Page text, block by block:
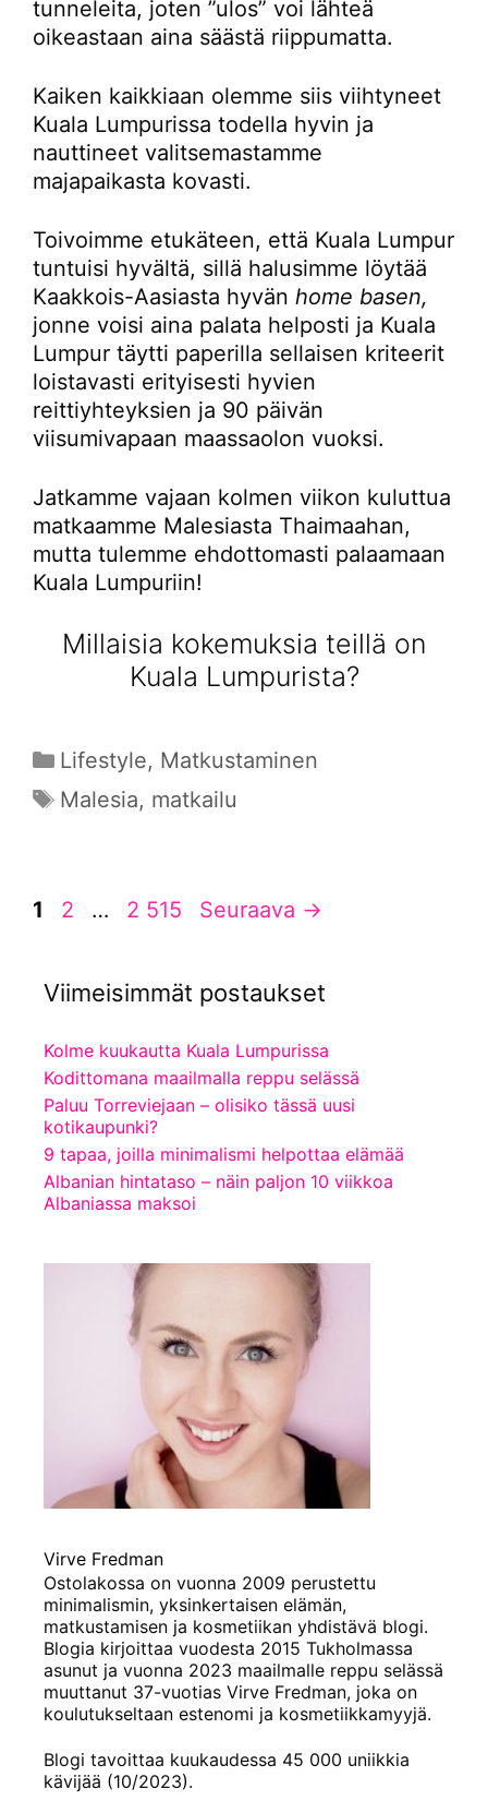
tunneleita, joten ”ulos” voi lähteä
oikeastaan aina säästä riippumatta.
Kaiken kaikkiaan olemme siis viihtyneet
Kuala Lumpurissa todella hyvin ja
nauttineet valitsemastamme
majapaikasta kovasti.
Toivoimme etukäteen, että Kuala Lumpur
tuntuisi hyvältä, sillä halusimme löytää
Kaakkois-Aasiasta hyvän home basen,
jonne voisi aina palata helposti ja Kuala
Lumpur täytti paperilla sellaisen kriteerit
loistavasti erityisesti hyvien
reittiyhteyksien ja 90 päivän
viisumivapaan maassaolon vuoksi.
Jatkamme vajaan kolmen viikon kuluttua
matkaamme Malesiasta Thaimaahan,
mutta tulemme ehdottomasti palaamaan
Kuala Lumpuriin!
Millaisia kokemuksia teillä on
Kuala Lumpurista?
Kategoriat
Lifestyle, Matkustaminen
Avainsanat
Malesia, matkailu
Sivu
1 Sivu
2 … Sivu
2 515 Seuraava →
Viimeisimmät postaukset
Kolme kuukautta Kuala Lumpurissa
Kodittomana maailmalla reppu selässä
Paluu Torreviejaan – olisiko tässä uusi
kotikaupunki?
9 tapaa, joilla minimalismi helpottaa elämää
Albanian hintataso – näin paljon 10 viikkoa
Albaniassa maksoi
Virve Fredman
Ostolakossa on vuonna 2009 perustettu
minimalismin, yksinkertaisen elämän,
matkustamisen ja kosmetiikan yhdistävä blogi.
Blogia kirjoittaa vuodesta 2015 Tukholmassa
asunut ja vuonna 2023 maailmalle reppu selässä
muuttanut 37-vuotias Virve Fredman, joka on
koulutukseltaan estenomi ja kosmetiikkamyyjä.
Blogi tavoittaa kuukaudessa 45 000 uniikkia
kävijää (10/2023).